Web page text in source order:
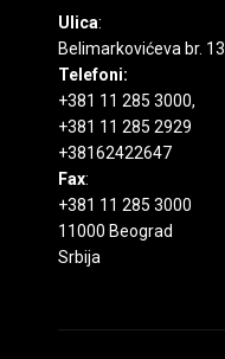
Ulica:
Belimarkovićeva br. 13
Telefoni:
+381 11 285 3000,
+381 11 285 2929
+38162422647
Fax:
+381 11 285 3000
11000 Beograd
Srbija